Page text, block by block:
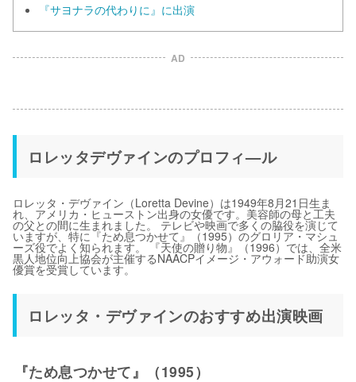
『サヨナラの代わりに』に出演
AD
ロレッタデヴァインのプロフィ—ル
ロレッタ・デヴァイン（Loretta Devine）は1949年8月21日生ま
れ、アメリカ・ヒューストン出身の女優です。美容師の母と工夫
の父との間に生まれました。 テレビや映画で多くの脇役を演じて
いますが、特に『ため息つかせて』（1995）のグロリア・マシュ
ーズ役でよく知られます。 『天使の贈り物』（1996）では、全米
黒人地位向上協会が主催するNAACPイメージ・アウォード助演女
優賞を受賞しています。
ロレッタ・デヴァインのおすすめ出演映画
『ため息つかせて』（1995）